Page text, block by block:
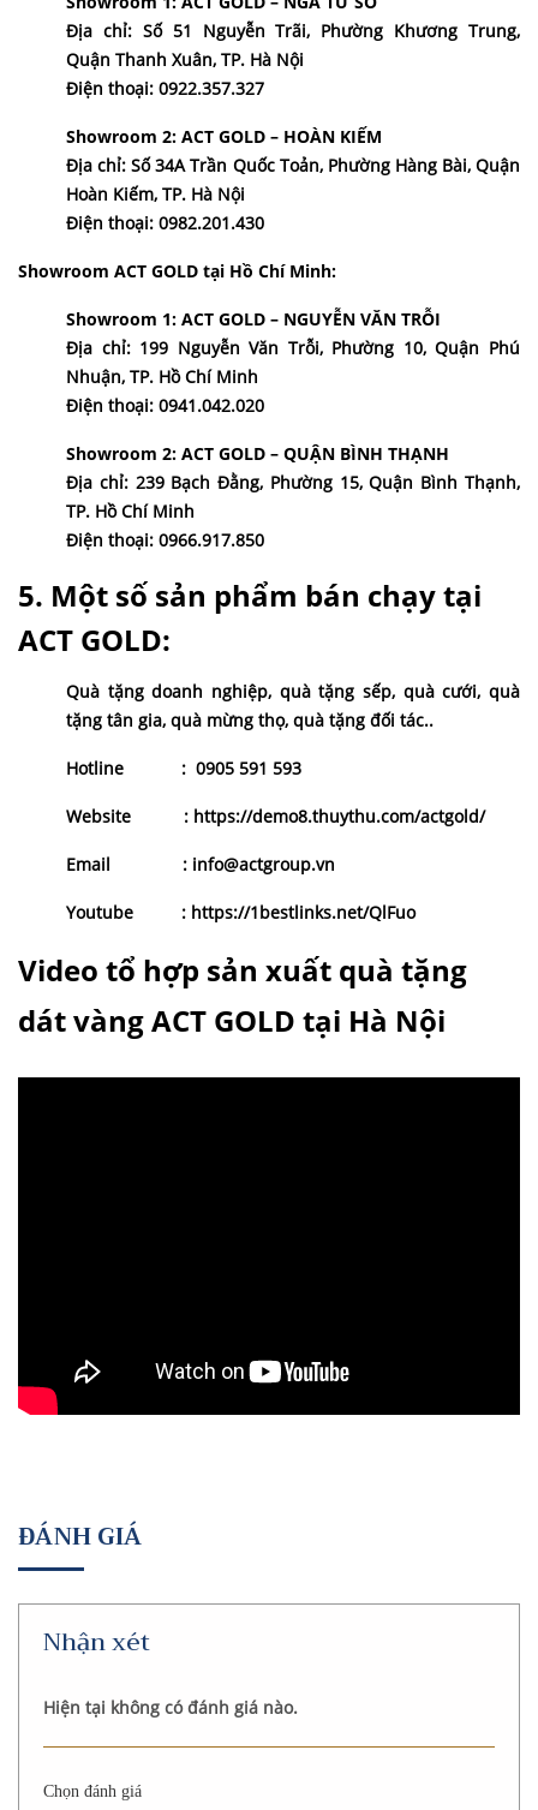
Địa chỉ: Số 51 Nguyễn Trãi, Phường Khương Trung,
Quận Thanh Xuân, TP. Hà Nội
Điện thoại: 0922.357.327
Showroom 2: ACT GOLD – HOÀN KIẾM
Địa chỉ: Số 34A Trần Quốc Toản, Phường Hàng Bài, Quận
Hoàn Kiếm, TP. Hà Nội
Điện thoại: 0982.201.430
Showroom ACT GOLD tại Hồ Chí Minh:
Showroom 1: ACT GOLD – NGUYỄN VĂN TRỖI
Địa chỉ: 199 Nguyễn Văn Trỗi, Phường 10, Quận Phú
Nhuận, TP. Hồ Chí Minh
Điện thoại: 0941.042.020
Showroom 2: ACT GOLD – QUẬN BÌNH THẠNH
Địa chỉ: 239 Bạch Đằng, Phường 15, Quận Bình Thạnh,
TP. Hồ Chí Minh
Điện thoại: 0966.917.850
5. Một số sản phẩm bán chạy tại
ACT GOLD:
Quà tặng doanh nghiệp, quà tặng sếp, quà cưới,quà
tặng tân gia, quà mừng thọ, quà tặng đối tác..
Hotline : 0905 591 593
Website : https://demo8.thuythu.com/actgold/
Email : info@actgroup.vn
Youtube : https://1bestlinks.net/QlFuo
Video tổ hợp sản xuất quà tặng
dát vàng ACT GOLD tại Hà Nội
ĐÁNH GIÁ
Nhận xét
Hiện tại không có đánh giá nào.
Chọn đánh giá